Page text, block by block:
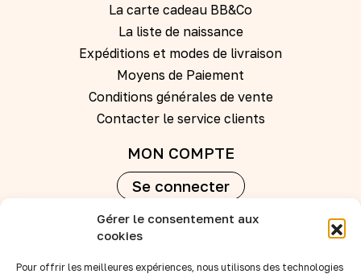
Gérer le consentement aux
cookies
Pour offrir les meilleures expériences, nous utilisons des technologies
La carte cadeau BB&Co
La liste de naissance
Expéditions et modes de livraison
Moyens de Paiement
Conditions générales de vente
Contacter le service clients
MON COMPTE
Se connecter